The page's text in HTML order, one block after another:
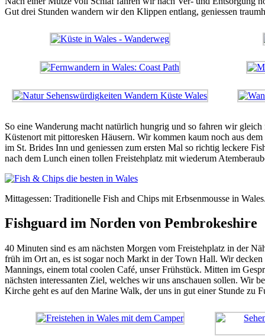
Gut drei Stunden wandern wir den Klippen entlang, geniessen
So eine Wanderung macht natürlich hungrig und so fahren wir
Küstenort mit pittoresken Häusern. Wir kommen kaum noch aus
im St. Brides Inn und geniessen zum ersten Mal so richtig leckere
nach dem Lunch einen tollen Freistehplatz mit wiederum
Mittagessen: Traditionelle Fish and Chips mit Erbsenmousse in
Fishguard im Norden von Pembrokeshire
40 Minuten sind es am nächsten Morgen vom Freistehplatz in der
früh im Ort an, es ist sogar noch Markt in der Town Hall. Wir
Mannings, einem total coolen Café, unser Frühstück. Mitten im
nächsten interessanten Ziel, welches wir uns anschauen sollen. Wir
Kirche geht es auf den Marine Walk, der uns in gut einer Stunde zu